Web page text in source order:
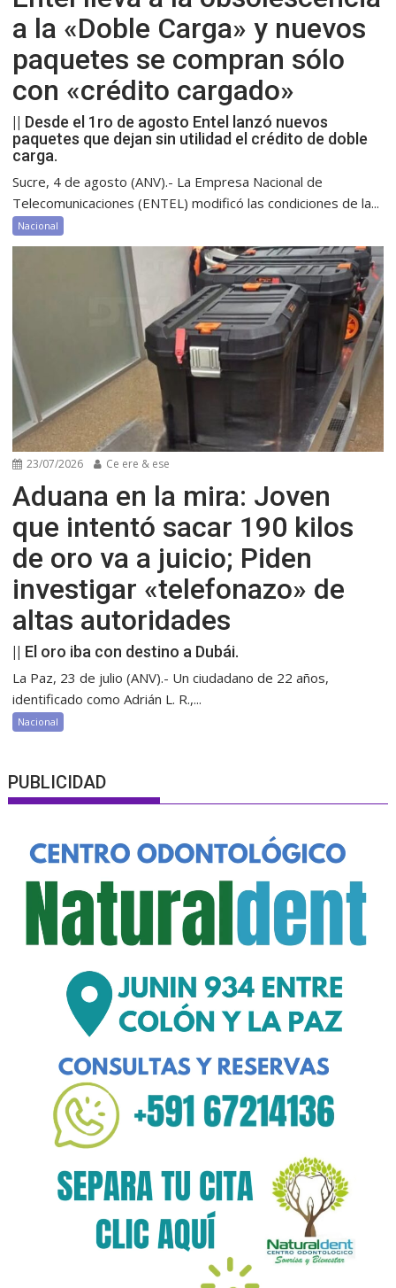
a la «Doble Carga» y nuevos
paquetes se compran sólo
con «crédito cargado»
|| Desde el 1ro de agosto Entel lanzó nuevos
paquetes que dejan sin utilidad el crédito de doble
carga.
Sucre, 4 de agosto (ANV).- La Empresa Nacional de
Telecomunicaciones (ENTEL) modificó las condiciones de la...
Nacional
23/07/2026 Ce ere & ese
Aduana en la mira: Joven
que intentó sacar 190 kilos
de oro va a juicio; Piden
investigar «telefonazo» de
altas autoridades
|| El oro iba con destino a Dubái.
La Paz, 23 de julio (ANV).- Un ciudadano de 22 años,
identificado como Adrián L. R.,...
Nacional
PUBLICIDAD